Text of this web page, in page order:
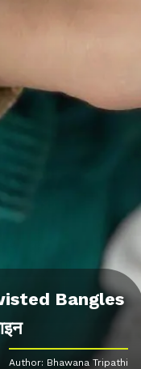
Bangles
Author: Bhawana Tripathi